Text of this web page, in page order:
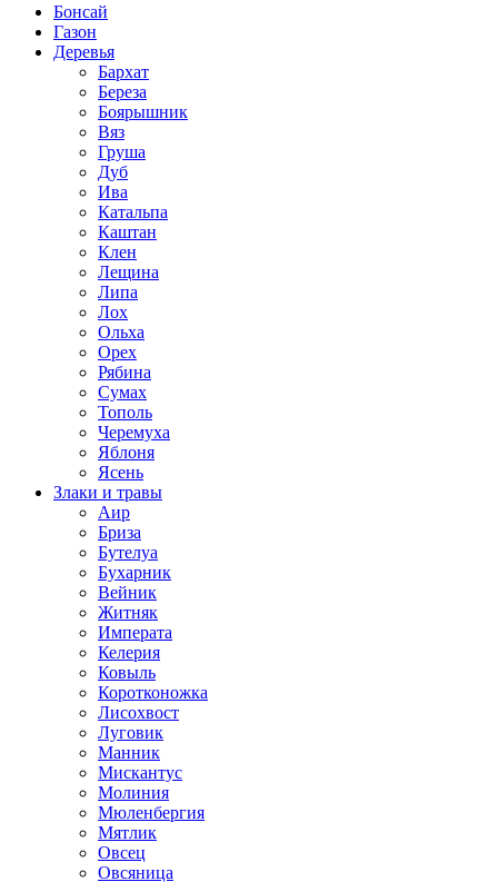
Бонсай
Газон
Деревья
Бархат
Береза
Боярышник
Вяз
Груша
Дуб
Ива
Катальпа
Каштан
Клен
Лещина
Липа
Лох
Ольха
Орех
Рябина
Сумах
Тополь
Черемуха
Яблоня
Ясень
Злаки и травы
Аир
Бриза
Бутелуа
Бухарник
Вейник
Житняк
Императа
Келерия
Ковыль
Коротконожка
Лисохвост
Луговик
Манник
Мискантус
Молиния
Мюленбергия
Мятлик
Овсец
Овсяница